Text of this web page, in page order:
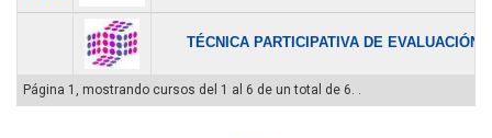
TÉCNICA PARTICIPATIVA DE EVALUACIÓN...
Página 1, mostrando cursos del 1 al 6 de un total de 6. .